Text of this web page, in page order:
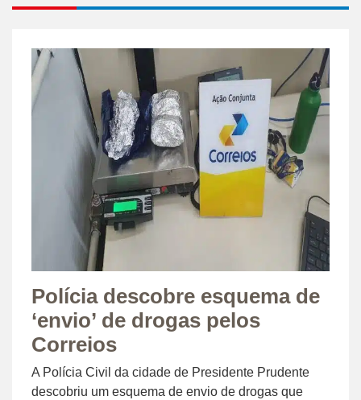
Polícia descobre esquema de
‘envio’ de drogas pelos
Correios
A Polícia Civil da cidade de Presidente Prudente
descobriu um esquema de envio de drogas que